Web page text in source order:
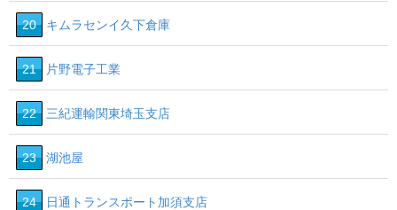
20 キムラセンイ久下倉庫
21 片野電子工業
22 三紀運輸関東埼玉支店
23 湖池屋
24 日通トランスポート加須支店